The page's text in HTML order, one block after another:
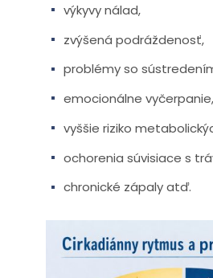
výkyvy nálad,
zvýšená podráždenosť,
problémy so
emocionálne vyčerpanie,
vyššie riziko
ochorenia súvisiace s
chronické zápaly atď.